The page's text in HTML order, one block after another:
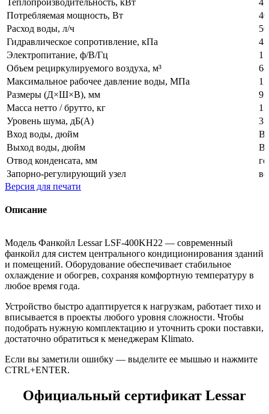
Потребляемая мощность, Вт
40
Расход воды, л/ч
Гидравлическое сопротивление, кПа
Электропитание, ф/В/Гц
1
Объем рециркулируемого воздуха, м³
Максимальное рабочее давление воды, МПа
Размеры (Д×Ш×В), мм
Масса нетто / брутто, кг
Уровень шума, дБ(А)
37
Вход воды, дюйм
Выход воды, дюйм
Отвод конденсата, мм
Запорно-регулирующий узел
Версия для печати
Описание
Модель Фанкойл Lessar LSF-400KH22 — современный
фанкойл для систем центрального кондиционирования зданий
и помещений. Оборудование обеспечивает стабильное
охлаждение и обогрев, сохраняя комфортную температуру в
любое время года.
Устройство быстро адаптируется к нагрузкам, работает тихо и
вписывается в проекты любого уровня сложности. Чтобы
подобрать нужную комплектацию и уточнить сроки поставки,
достаточно обратиться к менеджерам Klimato.
Если вы заметили ошибку — выделите ее мышью и нажмите
CTRL+ENTER.
Официальный сертификат Lessar